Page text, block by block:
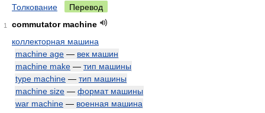
Толкование Перевод
1
commutator machine
коллекторная машина
machine age — век машин
machine make — тип машины
type machine — тип машины
machine size — формат машины
war machine — военная машина